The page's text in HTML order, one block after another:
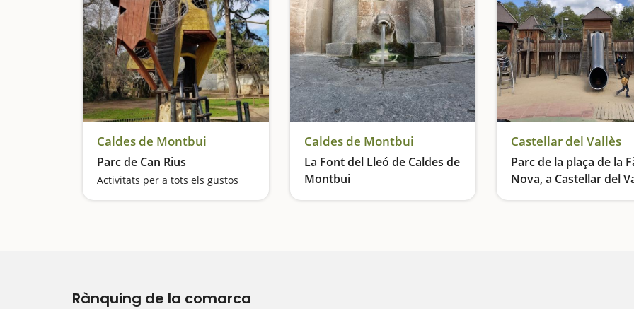
Caldes de Montbui
Parc de Can Rius
Activitats per a tots els gustos
Caldes de Montbui
La Font del Lleó de Caldes de
Montbui
Un brollador històric
Castellar del Vallès
Parc de la plaça de la
Nova, a Castellar del
Rànquing de la comarca